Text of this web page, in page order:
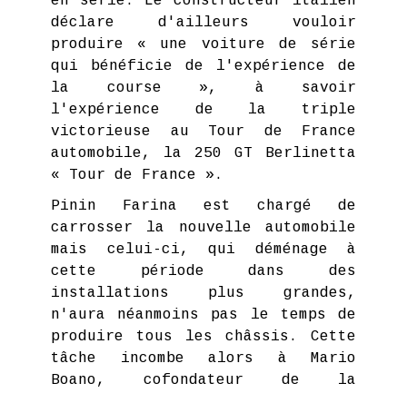
déclare d'ailleurs vouloir
produire « une voiture de série
qui bénéficie de l'expérience de
la course », à savoir
l'expérience de la triple
victorieuse au Tour de France
automobile, la 250 GT Berlinetta
« Tour de France ».
Pinin Farina est chargé de
carrosser la nouvelle automobile
mais celui-ci, qui déménage à
cette période dans des
installations plus grandes,
n'aura néanmoins pas le temps de
produire tous les châssis. Cette
tâche incombe alors à Mario
Boano, cofondateur de la